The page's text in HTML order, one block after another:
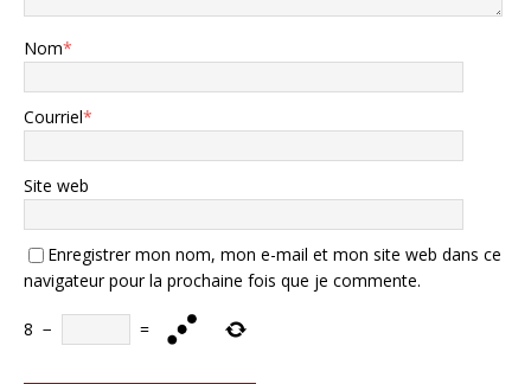
Nom*
Courriel*
Site web
Enregistrer mon nom, mon e-mail et mon site web dans ce
navigateur pour la prochaine fois que je commente.
8 − =